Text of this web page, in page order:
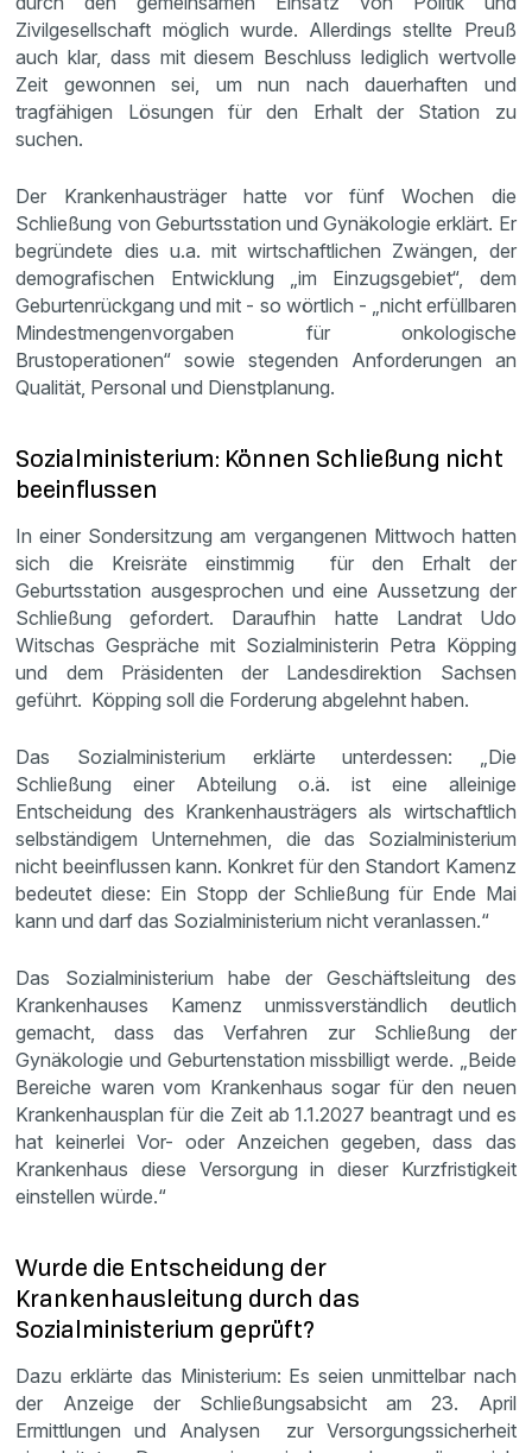
Zivilgesellschaft möglich wurde. Allerdings stellte Preuß
auch klar, dass mit diesem Beschluss lediglich wertvolle
Zeit gewonnen sei, um nun nach dauerhaften und
tragfähigen Lösungen für den Erhalt der Station zu
suchen.
Der Krankenhausträger hatte vor fünf Wochen die
Schließung von Geburtsstation und Gynäkologie erklärt. Er
begründete dies u.a. mit wirtschaftlichen Zwängen, der
demografischen Entwicklung „im Einzugsgebiet“, dem
Geburtenrückgang und mit - so wörtlich - „nicht erfüllbaren
Mindestmengenvorgaben für onkologische
Brustoperationen“ sowie stegenden Anforderungen an
Qualität, Personal und Dienstplanung.
Sozialministerium: Können Schließung nicht
beeinflussen
In einer Sondersitzung am vergangenen Mittwoch hatten
sich die Kreisräte einstimmig für den Erhalt der
Geburtsstation ausgesprochen und eine Aussetzung der
Schließung gefordert. Daraufhin hatte Landrat Udo
Witschas Gespräche mit Sozialministerin Petra Köpping
und dem Präsidenten der Landesdirektion Sachsen
geführt. Köpping soll die Forderung abgelehnt haben.
Das Sozialministerium erklärte unterdessen: „Die
Schließung einer Abteilung o.ä. ist eine alleinige
Entscheidung des Krankenhausträgers als wirtschaftlich
selbständigem Unternehmen, die das Sozialministerium
nicht beeinflussen kann. Konkret für den Standort Kamenz
bedeutet diese: Ein Stopp der Schließung für Ende Mai
kann und darf das Sozialministerium nicht veranlassen.“
Das Sozialministerium habe der Geschäftsleitung des
Krankenhauses Kamenz unmissverständlich deutlich
gemacht, dass das Verfahren zur Schließung der
Gynäkologie und Geburtenstation missbilligt werde. „Beide
Bereiche waren vom Krankenhaus sogar für den neuen
Krankenhausplan für die Zeit ab 1.1.2027 beantragt und es
hat keinerlei Vor- oder Anzeichen gegeben, dass das
Krankenhaus diese Versorgung in dieser Kurzfristigkeit
einstellen würde.“
Wurde die Entscheidung der
Krankenhausleitung durch das
Sozialministerium geprüft?
Dazu erklärte das Ministerium: Es seien unmittelbar nach
der Anzeige der Schließungsabsicht am 23. April
Ermittlungen und Analysen zur Versorgungssicherheit